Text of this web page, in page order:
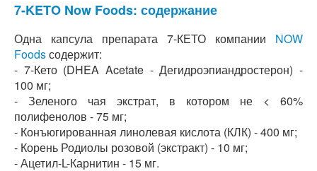
7-KETO Now Foods: содержание
Одна капсула препарата 7-КЕТО компании NOW
Foodsсодержит:
- 7-Кето (DHEA Acetate - Дегидроэпиандростерон) -
100 мг;
- Зеленого чая экстрат, в котором не < 60%
полифенолов - 75 мг;
- Конъюгированная линолевая кислота (КЛК) - 400 мг;
- Корень Родиолы розовой (экстракт) - 10 мг;
- Ацетил-L-Карнитин - 15 мг.